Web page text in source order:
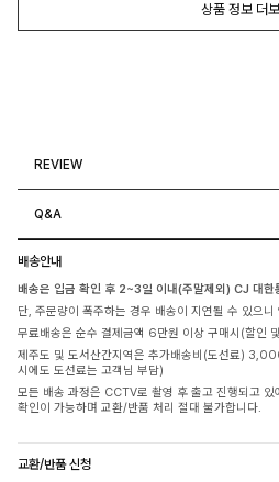
상품 정보 더보
REVIEW
Q&A
배송안내
배송은 입금 확인 후 2~3일 이내(주말제외) CJ 대한
단, 주문량이 폭주하는 경우 배송이 지연될 수 있으니
무료배송은 순수 결제금액 6만원 이상 구매시(할인
제주도 및 도서산간지역은 추가배송비(도선료)
시에도 도선료는 고객님 부담)
모든 배송 과정은 CCTV로 촬영 후 출고 진행되고 있
확인이 가능하며 교환/반품 처리 절대 불가합니다.
교환/반품 신청